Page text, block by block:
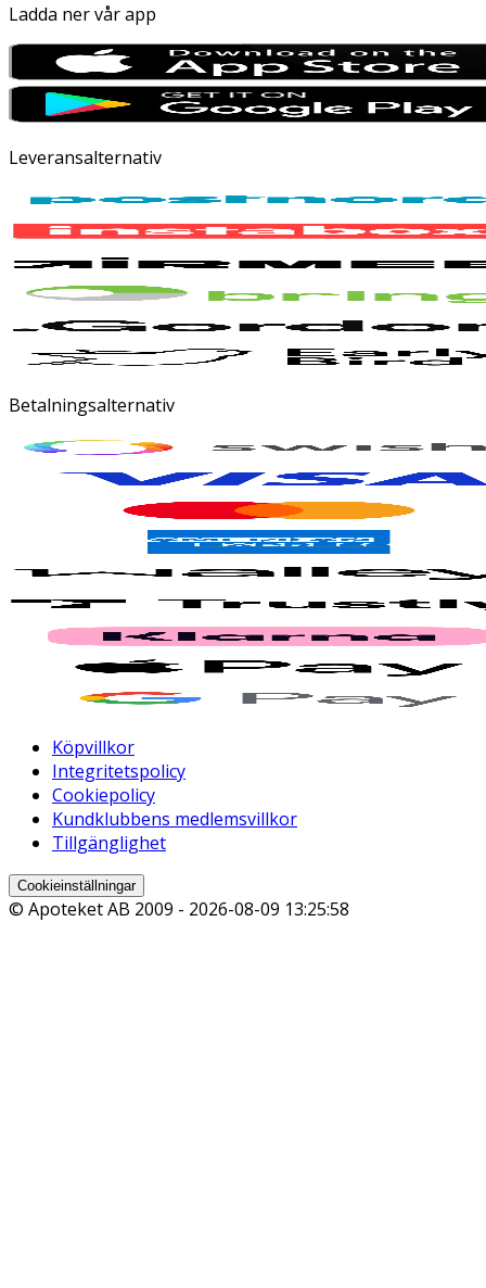
Ladda ner vår app
Leveransalternativ
Betalningsalternativ
Köpvillkor
Integritetspolicy
Cookiepolicy
Kundklubbens medlemsvillkor
Tillgänglighet
Cookieinställningar
© Apoteket AB 2009 - 2026-08-09 13:25:58